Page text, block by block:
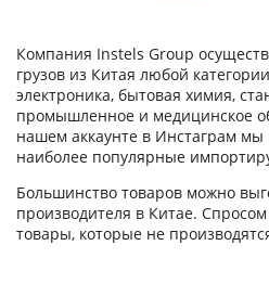
Компания Instels Group
грузов из Китая любой
электроника, бытовая химия,
промышленное и медицинское
нашем аккаунте в Инстаграм мы
наиболее популярные
Большинство товаров можно
производителя в Китае.
товары, которые не